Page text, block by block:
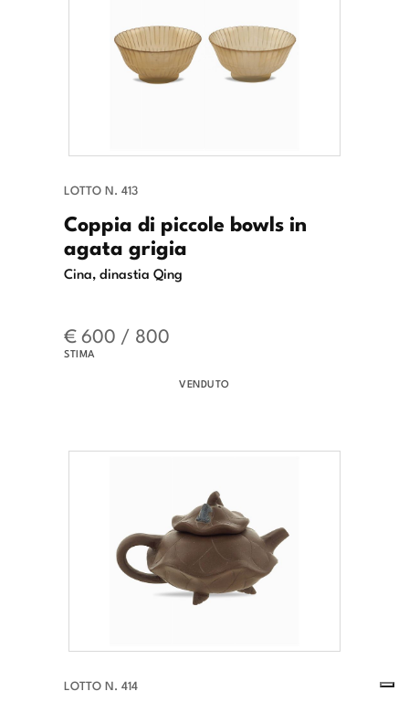
LOTTO N. 413
Coppia di piccole bowls in
agata grigia
Cina, dinastia Qing
€ 600 / 800
STIMA
VENDUTO
LOTTO N. 414